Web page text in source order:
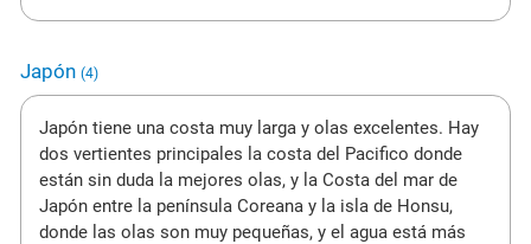
Japón (4)
Japón tiene una costa muy larga y olas excelentes. Hay
dos vertientes principales la costa del Pacifico donde
están sin duda la mejores olas, y la Costa del mar de
Japón entre la península Coreana y la isla de Honsu,
donde las olas son muy pequeñas, y el agua está más